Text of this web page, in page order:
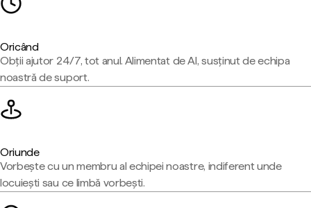
Oricând
Obții ajutor 24/7, tot anul. Alimentat de AI, susținut de echipa
noastră de suport.
Oriunde
Vorbește cu un membru al echipei noastre, indiferent unde
locuiești sau ce limbă vorbești.